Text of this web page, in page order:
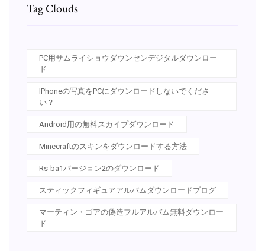
Tag Clouds
PC用サムライショウダウンセンデジタルダウンロー
ド
IPhoneの写真をPCにダウンロードしないでくださ
い？
Android用の無料スカイプダウンロード
Minecraftのスキンをダウンロードする方法
Rs-ba1バージョン2のダウンロード
スティックフィギュアアルバムダウンロードブログ
マーティン・ゴアの偽造フルアルバム無料ダウンロー
ド